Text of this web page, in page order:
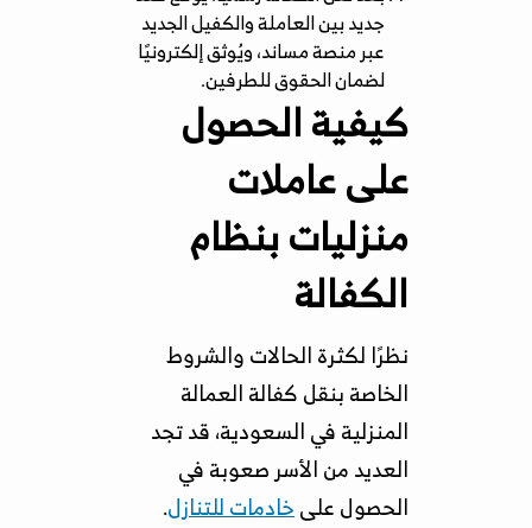
جديد بين العاملة والكفيل الجديد
عبر منصة مساند، ويُوثق إلكترونيًا
لضمان الحقوق للطرفين.
كيفية الحصول
على عاملات
منزليات بنظام
الكفالة
نظرًا لكثرة الحالات والشروط
الخاصة بنقل كفالة العمالة
المنزلية في السعودية، قد تجد
العديد من الأسر صعوبة في
الحصول علىخادمات للتنازل.